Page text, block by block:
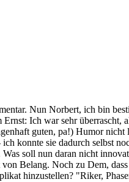
Nun Norbert, ich bin
Ich war sehr überrascht,
guten, pa!) Humor
ich konnte sie dadurch selbst
soll nun daran nicht
Belang. Noch zu Dem,
hinzustellen? "Riker,